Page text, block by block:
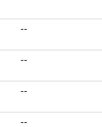
--
--
--
--